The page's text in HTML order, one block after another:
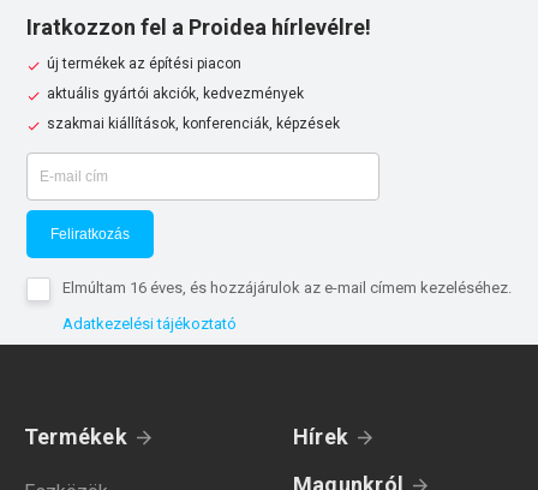
Iratkozzon fel a Proidea hírlevélre!
új termékek az építési piacon
aktuális gyártói akciók, kedvezmények
szakmai kiállítások, konferenciák, képzések
Feliratkozás
Elmúltam 16 éves, és hozzájárulok az e-mail címem kezeléséhez.
Adatkezelési tájékoztató
Termékek
Hírek
Magunkról